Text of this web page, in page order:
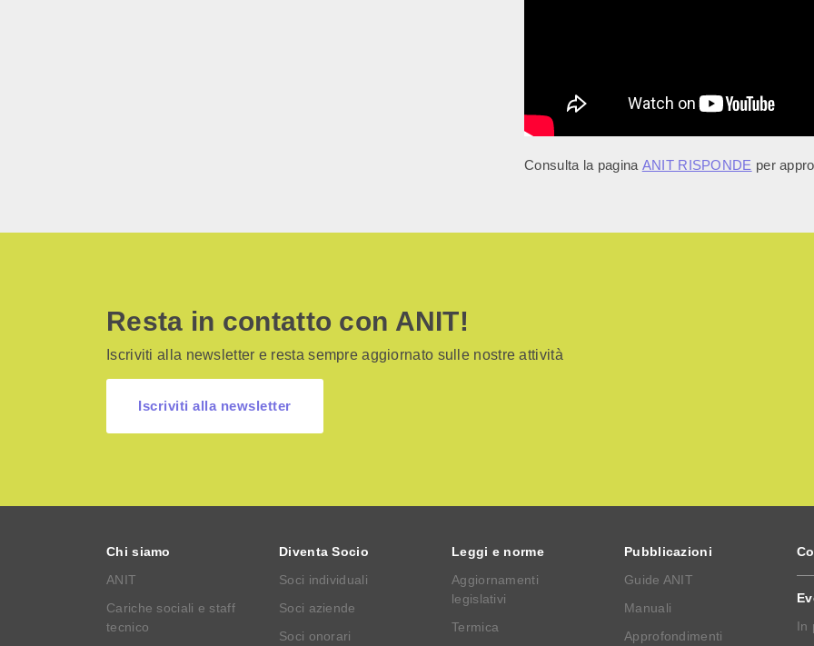
Consulta la pagina ANIT RISPONDE per
Resta in contatto con ANIT!
Iscriviti alla newsletter e resta sempre aggiornato sulle nostre attività
Iscriviti alla newsletter
Chi siamo
ANIT
Cariche sociali e staff
tecnico
Diventa Socio
Soci individuali
Soci aziende
Soci onorari
Leggi e norme
Aggiornamenti
legislativi
Termica
Pubblicazioni
Guide ANIT
Manuali
Approfondimenti
In